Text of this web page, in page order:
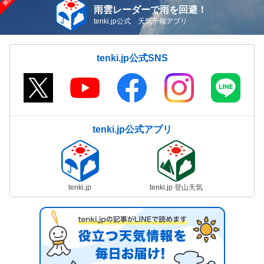
雨雲レーダーで雨を回避！
tenki.jp公式 天気予報アプリ
tenki.jp公式SNS
tenki.jp公式アプリ
tenki.jp tenki.jp 登山天気